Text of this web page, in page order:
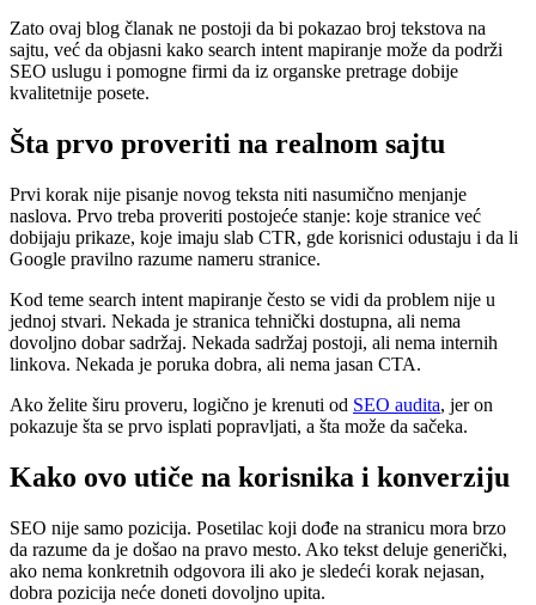
Zato ovaj blog članak ne postoji da bi pokazao broj tekstova na
sajtu, već da objasni kako search intent mapiranje može da podrži
SEO uslugu i pomogne firmi da iz organske pretrage dobije
kvalitetnije posete.
Šta prvo proveriti na realnom sajtu
Prvi korak nije pisanje novog teksta niti nasumično menjanje
naslova. Prvo treba proveriti postojeće stanje: koje stranice već
dobijaju prikaze, koje imaju slab CTR, gde korisnici odustaju i da li
Google pravilno razume nameru stranice.
Kod teme search intent mapiranje često se vidi da problem nije u
jednoj stvari. Nekada je stranica tehnički dostupna, ali nema
dovoljno dobar sadržaj. Nekada sadržaj postoji, ali nema internih
linkova. Nekada je poruka dobra, ali nema jasan CTA.
Ako želite širu proveru, logično je krenuti od SEO audita, jer on
pokazuje šta se prvo isplati popravljati, a šta može da sačeka.
Kako ovo utiče na korisnika i konverziju
SEO nije samo pozicija. Posetilac koji dođe na stranicu mora brzo
da razume da je došao na pravo mesto. Ako tekst deluje generički,
ako nema konkretnih odgovora ili ako je sledeći korak nejasan,
dobra pozicija neće doneti dovoljno upita.